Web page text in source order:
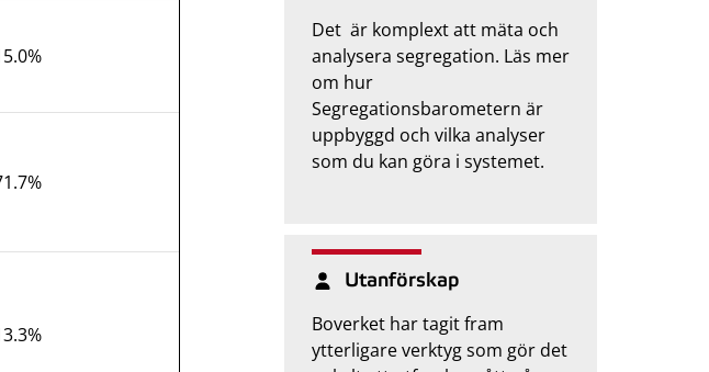
Det är komplext att mäta och
analysera segregation. Läs mer
om hur
Segregationsbarometern är
uppbyggd och vilka analyser
som du kan göra i systemet.
Utanförskap
Boverket har tagit fram
ytterligare verktyg som gör det